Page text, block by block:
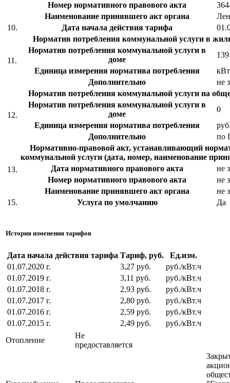
Номер нормативного правового акта
Наименование принявшего акт органа
10.
Дата начала действия тарифа
11.
Норматив потребления коммунальной услуги в
Норматив потребления коммунальной услуги в
доме
139
Единица измерения норматива потребления
Дополнительно
не
12.
Норматив потребления коммунальной услуги на
Норматив потребления коммунальной услуги в
доме
0
Единица измерения норматива потребления
Дополнительно
по
13.
Нормативно-правовой акт, устанавливающий
коммунальной услуги (дата, номер, наименование
Дата нормативного правового акта
не
Номер нормативного правового акта
не
Наименование принявшего акт органа
не
15.
Услуга по умолчанию Да
История изменения тарифов
Дата начала действия тарифа Тариф, руб.
Ед.изм.
01.07.2020 г.
3,27 руб.
руб./кВт.ч
01.07.2019 г.
3,11 руб.
руб./кВт.ч
01.07.2018 г.
2,93 руб.
руб./кВт.ч
01.07.2017 г.
2,80 руб.
руб./кВт.ч
01.07.2016 г.
2,59 руб.
руб./кВт.ч
01.07.2015 г.
2,49 руб.
руб./кВт.ч
Отопление
Не
предоставляется